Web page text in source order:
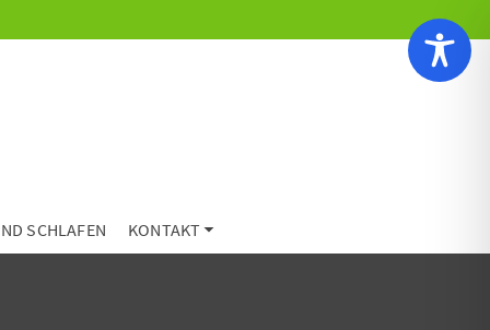
SCHLAFEN KONTAKT